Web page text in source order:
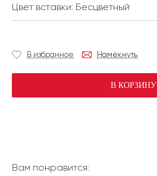
Цвет вставки: Бесцветный
В избранное Намекнуть
В КОРЗИНУ
Вам понравится: